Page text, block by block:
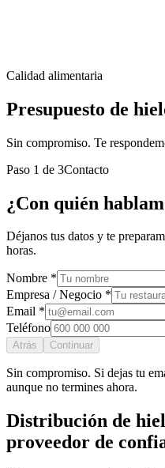
Calidad alimentaria
Presupuesto de
Sin compromiso. Te
Paso 1 de 3Contacto
¿Con quién
Déjanos tus datos y te
horas.
Nombre *
Empresa / Negocio *
Email *
Teléfono
Atrás Continuar
Sin compromiso. Si dejas tu
aunque no termines ahora.
Distribución de
proveedor de